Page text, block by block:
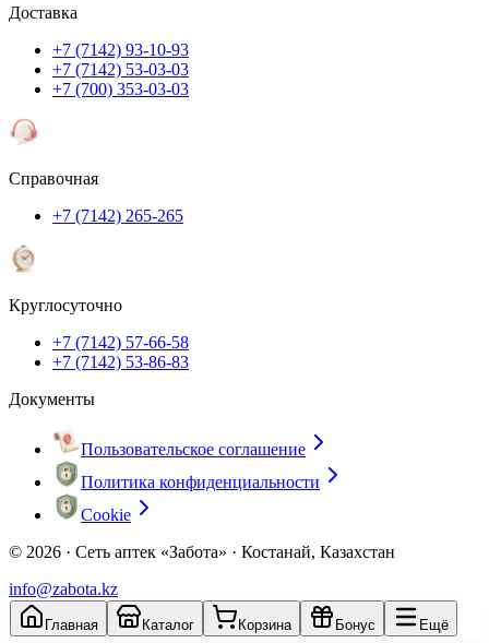
Доставка
+7 (7142) 93-10-93
+7 (7142) 53-03-03
+7 (700) 353-03-03
Справочная
+7 (7142) 265-265
Круглосуточно
+7 (7142) 57-66-58
+7 (7142) 53-86-83
Документы
Пользовательское соглашение
Политика конфиденциальности
Cookie
© 2026 · Сеть аптек «Забота» · Костанай, Казахстан
info@zabota.kz
Главная Каталог Корзина Бонус Ещё